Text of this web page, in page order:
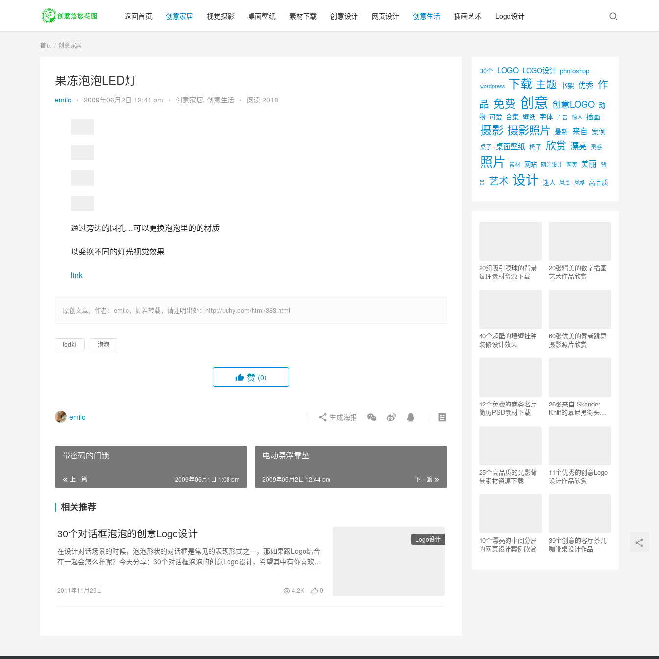
返回首页 创意家居 视觉摄影 桌面壁纸 素材下载 创意设计 网页设计 创意生活 插画艺术 Logo设计
首页 创意家居
果冻泡泡LED灯
emilo • 2009年06月2日 12:41 pm • 创意家居, 创意生活 • 阅读 2018
通过旁边的圆孔…可以更换泡泡里的的材质
以变换不同的灯光视觉效果
link
原创文章，作者：emilo，如若转载，请注明出处：http://uuhy.com/html/383.html
led灯 泡泡
赞 (0)
emilo 生成海报
带密码的门锁
上一篇 2009年06月1日 1:08 pm
电动漂浮靠垫
下一篇
2009年06月2日 12:44 pm
相关推荐
Logo设计
30个对话框泡泡的创意Logo设计
在设计对话场景的时候，泡泡形状的对话框是常见的表现形式之一，那如果跟Logo结合
在一起会怎么样呢？今天分享：30个对话框泡泡的创意Logo设计，希望其中有你喜欢
2011年11月29日 4.2K 0
30个 LOGO LOGO设计 photoshop
wordpress 下载 主题 书架 优秀 作
品 免费 创意 创意LOGO 动
物 可爱 合集 壁纸 字体 广告 惊人 插画
摄影 摄影照片 最新 来自 案例
桌子 桌面壁纸 椅子 欣赏 漂亮 灵感
照片 素材 网站 网站设计 网页 美丽 背
景 艺术 设计 迷人 风景 风格 高品质
20组吸引眼球的背景
纹理素材资源下载
20张精美的数字插画
艺术作品欣赏
40个超酷的墙壁挂钟
装修设计效果
60张优美的舞者跳舞
摄影照片欣赏
12个免费的商务名片
简历PSD素材下载
26张来自 Skander
Khlif的慕尼黑街头摄
25个高品质的光影背
景素材资源下载
11个优秀的创意Logo
设计作品欣赏
10个漂亮的中间分屏
的网页设计案例欣赏
39个创意的客厅茶几
咖啡桌设计作品